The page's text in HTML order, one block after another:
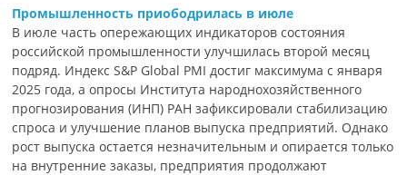
Промышленность приободрилась в июле
В июле часть опережающих индикаторов состояния
российской промышленности улучшилась второй месяц
подряд. Индекс S&P Global PMI достиг максимума с января
2025 года, а опросы Института народнохозяйственного
прогнозирования (ИНП) РАН зафиксировали стабилизацию
спроса и улучшение планов выпуска предприятий. Однако
рост выпуска остается незначительным и опирается только
на внутренние заказы, предприятия продолжают